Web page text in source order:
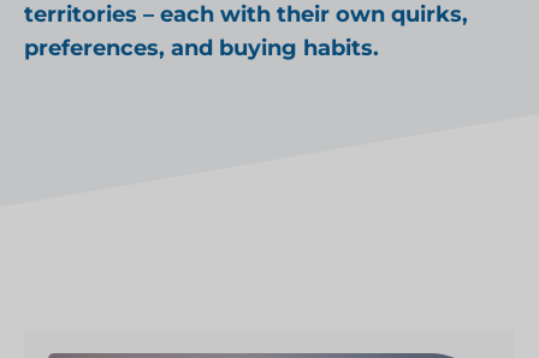
territories – each with their own quirks,
preferences, and buying habits.